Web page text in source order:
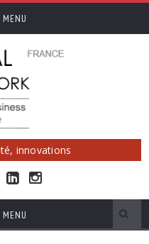
innovations